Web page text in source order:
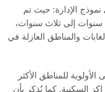
نموذج الإدارة: حيث تم
إلى ثلاث سنوات،
والمناطق العازلة في
للمناطق الأكثر
السكنية. كما يُذكر بأن